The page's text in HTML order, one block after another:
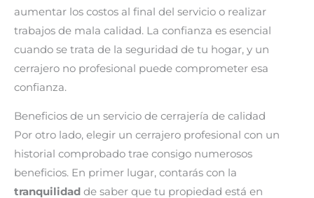
aumentar los costos al final del servicio o realizar
trabajos de mala calidad. La confianza es esencial
cuando se trata de la seguridad de tu hogar, y un
cerrajero no profesional puede comprometer esa
confianza.
Beneficios de un servicio de cerrajería de calidad
Por otro lado, elegir un cerrajero profesional con un
historial comprobado trae consigo numerosos
beneficios. En primer lugar, contarás con la
tranquilidad de saber que tu propiedad está en